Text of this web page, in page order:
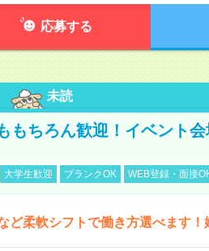
応募する
未読
もちろん歓迎！イベント
大学生歓迎 ブランクOK WEB登録・面接
ど柔軟シフトで働き方選べます！